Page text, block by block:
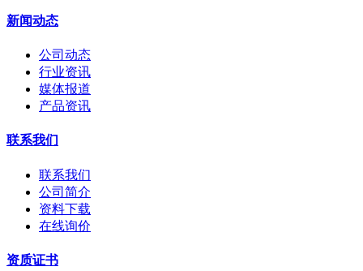
新闻动态
公司动态
行业资讯
媒体报道
产品资讯
联系我们
联系我们
公司简介
资料下载
在线询价
资质证书